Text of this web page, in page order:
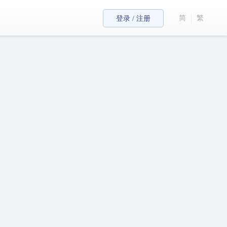
登录 / 注册 简 繁